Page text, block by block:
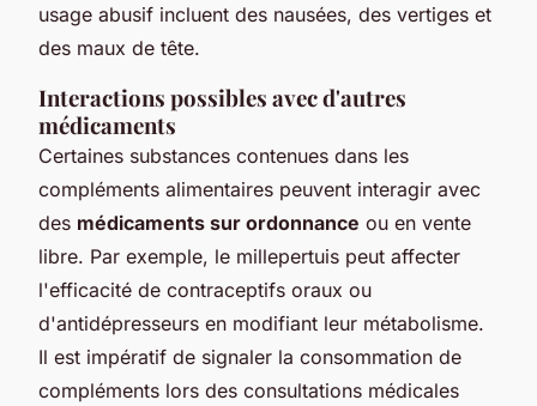
usage abusif incluent des nausées, des vertiges et
des maux de tête.
Interactions possibles avec d'autres
médicaments
Certaines substances contenues dans les
compléments alimentaires peuvent interagir avec
des médicaments sur ordonnance ou en vente
libre. Par exemple, le millepertuis peut affecter
l'efficacité de contraceptifs oraux ou
d'antidépresseurs en modifiant leur métabolisme.
Il est impératif de signaler la consommation de
compléments lors des consultations médicales